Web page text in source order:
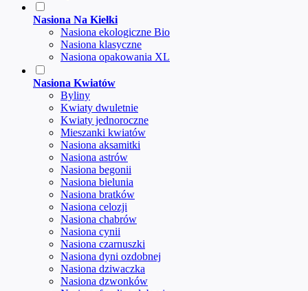
Nasiona Na Kiełki
Nasiona ekologiczne Bio
Nasiona klasyczne
Nasiona opakowania XL
Nasiona Kwiatów
Byliny
Kwiaty dwuletnie
Kwiaty jednoroczne
Mieszanki kwiatów
Nasiona aksamitki
Nasiona astrów
Nasiona begonii
Nasiona bielunia
Nasiona bratków
Nasiona celozji
Nasiona chabrów
Nasiona cynii
Nasiona czarnuszki
Nasiona dyni ozdobnej
Nasiona dziwaczka
Nasiona dzwonków